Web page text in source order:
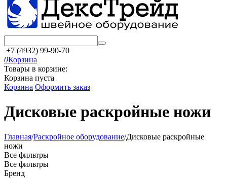
+7 (4932) 99-90-70
0Корзина
Товары в корзине:
Корзина пуста
Корзина Оформить заказ
Дисковые раскройные ножи
Главная/Раскройное оборудование/Дисковые раскройные
ножи
Все фильтры
Все фильтры
Бренд